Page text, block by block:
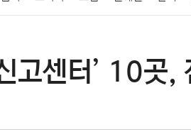
의료 의학 경제 마케팅 부동산
고센터’ 10곳,